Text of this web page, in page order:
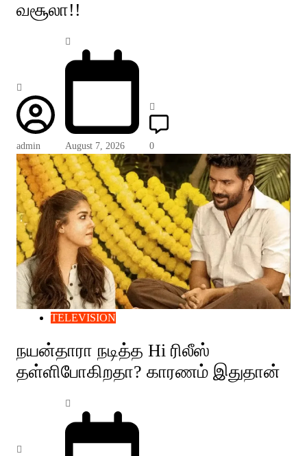
வசூலா!!
admin August 7, 2026 0
TELEVISION
நயன்தாரா நடித்த Hi ரிலீஸ்
தள்ளிபோகிறதா? காரணம் இதுதான்